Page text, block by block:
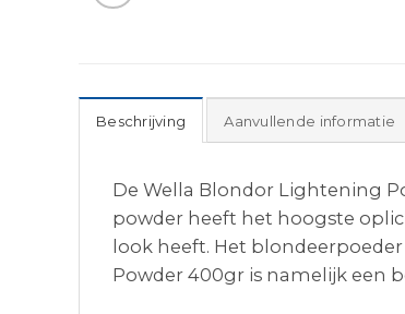
Beschrijving Aanvullende informatie
De Wella Blondor Lightening
powder heeft het hoogste
look heeft. Het
Powder 400gr is namelijk een